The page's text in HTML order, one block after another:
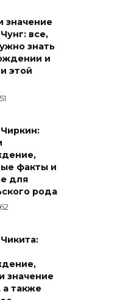
значение
все,
знать
и
этой
51
факты и
для
рода
62
значение
также